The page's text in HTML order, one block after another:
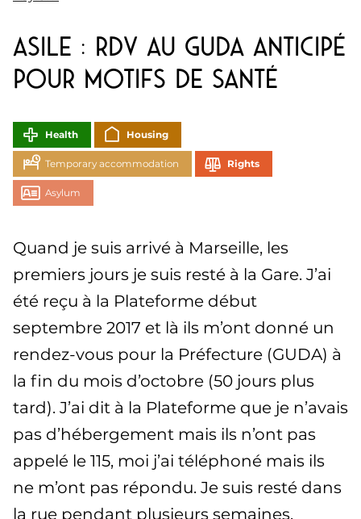
Asile : RDV au GUDA anticipé
pour motifs de santé
Health Housing
Temporary accommodation Rights
Asylum
Quand je suis arrivé à Marseille, les
premiers jours je suis resté à la Gare. J’ai
été reçu à la Plateforme début
septembre 2017 et là ils m’ont donné un
rendez-vous pour la Préfecture (GUDA) à
la fin du mois d’octobre (50 jours plus
tard). J’ai dit à la Plateforme que je n’avais
pas d’hébergement mais ils n’ont pas
appelé le 115, moi j’ai téléphoné mais ils
ne m’ont pas répondu. Je suis resté dans
la rue pendant plusieurs semaines.